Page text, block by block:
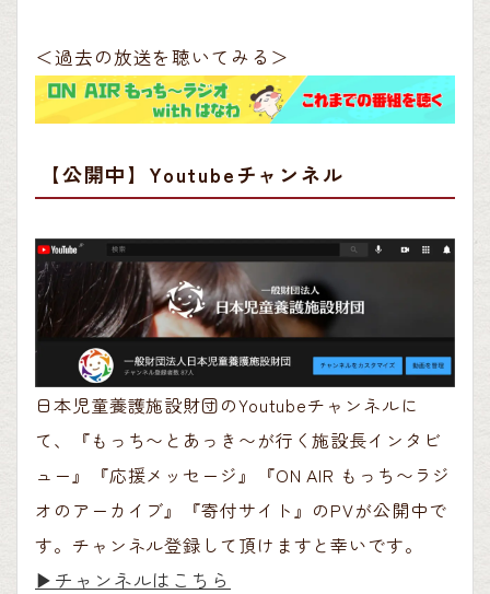
＜過去の放送を聴いてみる＞
【公開中】Youtubeチャンネル
日本児童養護施設財団のYoutubeチャンネルに
て、『もっち〜とあっき〜が行く施設長インタビ
ュー』『応援メッセージ』『ON AIR もっち〜ラジ
オのアーカイブ』『寄付サイト』のPVが公開中で
す。チャンネル登録して頂けますと幸いです。
▶︎チャンネルはこちら